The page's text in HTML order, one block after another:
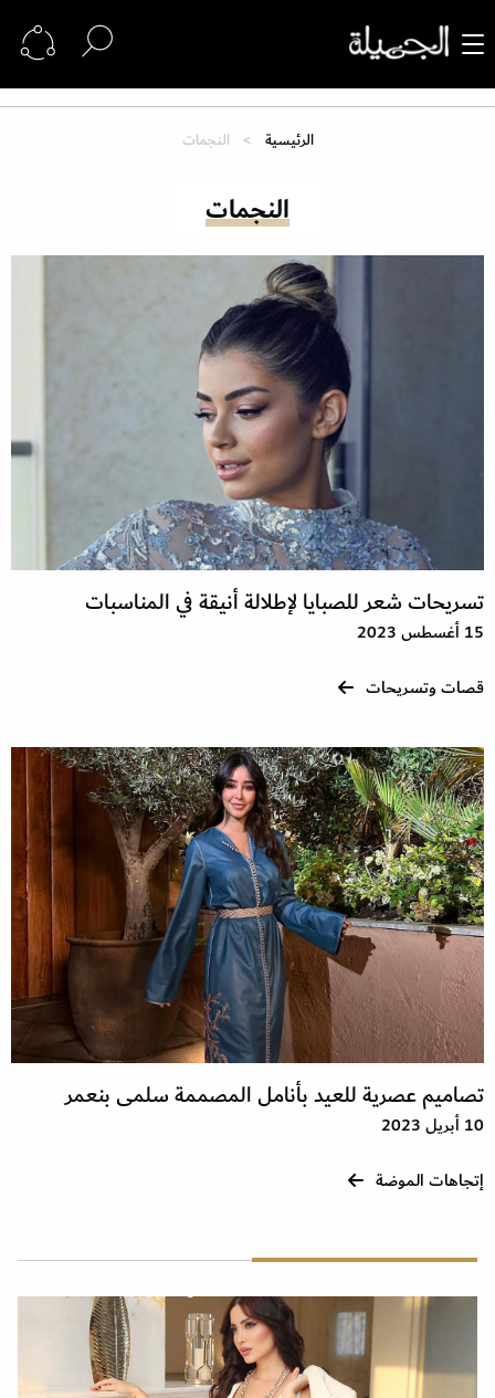
الرئيسية النجمات
النجمات
تسريحات شعر للصبايا لإطلالة أنيقة في المناسبات
15 أغسطس 2023
قصات وتسريحات
تصاميم عصرية للعيد بأنامل المصممة سلمى بنعمر
10 أبريل 2023
إتجاهات الموضة